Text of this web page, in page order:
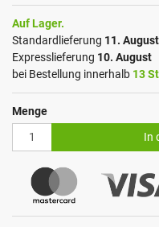
Auf Lager.
Standardlieferung 11.
Expresslieferung 10. August
bei Bestellung innerhalb 13
Menge
In